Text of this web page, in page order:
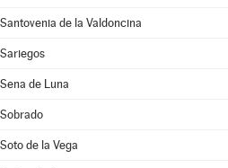
Santovenia de la Valdoncina
Sariegos
Sena de Luna
Sobrado
Soto de la Vega